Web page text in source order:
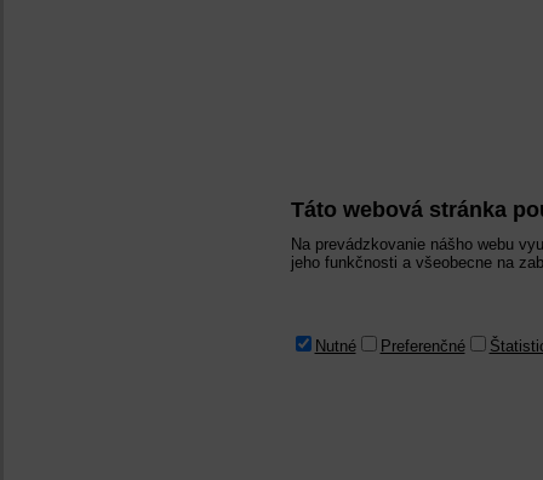
Táto webová stránka
Na prevádzkovanie nášho webu
jeho funkčnosti a všeobecne na
Nutné Preferenčné